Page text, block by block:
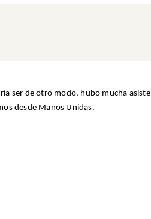
ser de otro modo, hubo mucha
desde Manos Unidas.